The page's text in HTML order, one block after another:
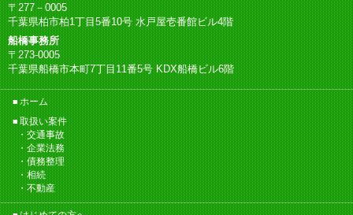
〒277－0005
千葉県柏市柏1丁目5番10号 水戸屋壱番館ビル4階
船橋事務所
〒273-0005
千葉県船橋市本町7丁目11番5号 KDX船橋ビル6階
ホーム
取扱い案件
交通事故
企業法務
債務整理
相続
不動産